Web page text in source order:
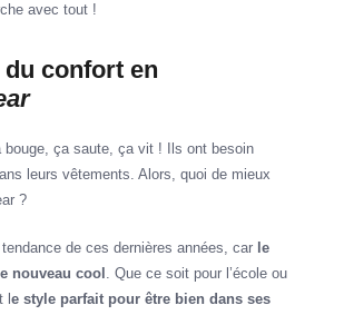
avec tout !
du confort en
bouge, ça saute, ça vit ! Ils ont besoin
leurs vêtements. Alors, quoi de mieux
?
tendance de ces dernières années, car le
nouveau cool . Que ce soit pour l’école ou
e style parfait pour être bien dans ses